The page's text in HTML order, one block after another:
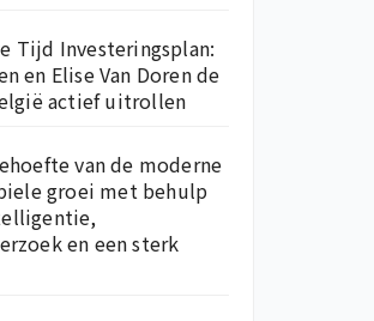
Tijd Investeringsplan:
en Elise Van Doren de
actief uitrollen
van de moderne
groei met behulp
en een sterk